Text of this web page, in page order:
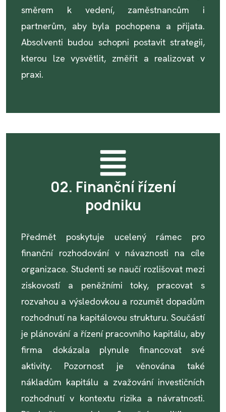
směrem k vedení, zaměstnancům i
partnerům, aby byla pochopena a přijata.
Absolventi budou schopni postavit strategii,
kterou lze vysvětlit, změřit a realizovat v
praxi.
02. Finanční řízení
podniku
Předmět poskytuje ucelený rámec pro
finanční rozhodování v návaznosti na cíle
organizace. Studenti se naučí rozlišovat mezi
ziskovostí a peněžními toky, pracovat s
rozvahou a výsledovkou a rozumět dopadům
rozhodnutí na kapitálovou strukturu. Součástí
je plánování a řízení pracovního kapitálu, aby
firma dokázala plynule financovat své
aktivity. Pozornost je věnována také
nákladům kapitálu a zvažování investičních
rozhodnutí v kontextu rizika a návratnosti.